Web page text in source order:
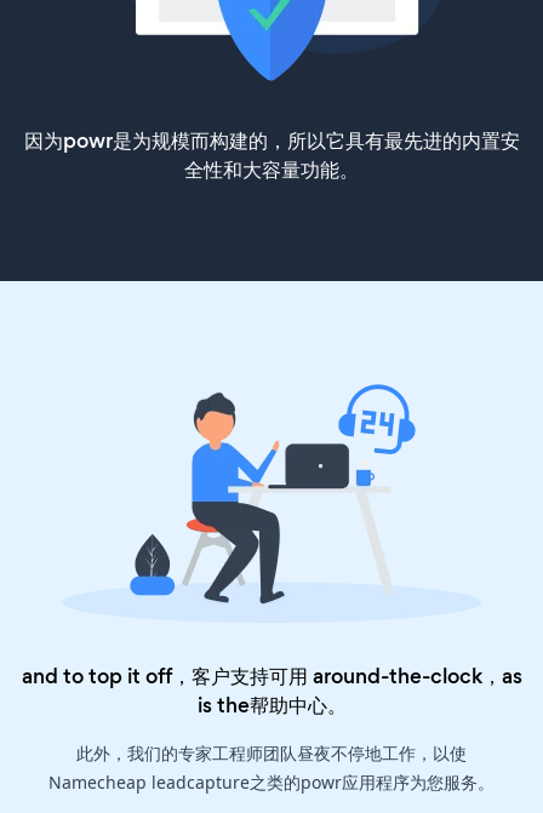
因为powr是为规模而构建的，所以它具有最先进的内置安
全性和大容量功能。
and to top it off，客户支持可用 around-the-clock，as
is the帮助中心。
此外，我们的专家工程师团队昼夜不停地工作，以使
Namecheap leadcapture之类的powr应用程序为您服务。